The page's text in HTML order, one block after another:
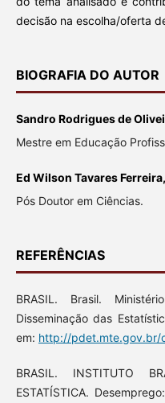
decisão na escolha/oferta
BIOGRAFIA DO AUTOR
Sandro Rodrigues de
Mestre em Educação
Ed Wilson Tavares
Pós Doutor em Ciências.
REFERÊNCIAS
BRASIL. Brasil.
Disseminação das
em: http://pdet.mte.gov.br/
BRASIL. INSTITUTO
ESTATÍSTICA.